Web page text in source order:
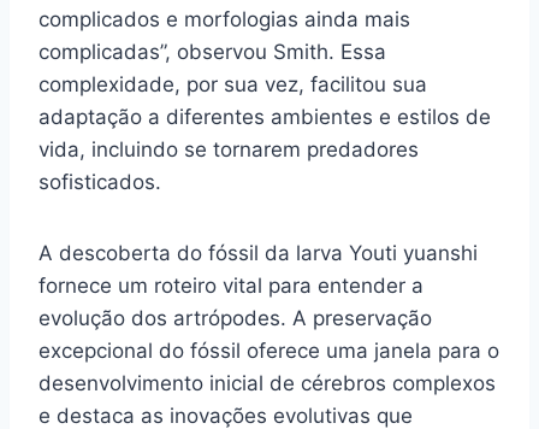
complicados e morfologias ainda mais
complicadas”, observou Smith. Essa
complexidade, por sua vez, facilitou sua
adaptação a diferentes ambientes e estilos de
vida, incluindo se tornarem predadores
sofisticados.
A descoberta do fóssil da larva Youti yuanshi
fornece um roteiro vital para entender a
evolução dos artrópodes. A preservação
excepcional do fóssil oferece uma janela para o
desenvolvimento inicial de cérebros complexos
e destaca as inovações evolutivas que